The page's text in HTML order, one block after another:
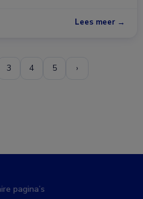
Lees meer →
3 4 5 ›
pagina’s